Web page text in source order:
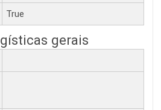
True
gerais